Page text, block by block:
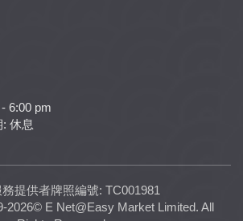
6:00 pm
休息
提供者牌照編號: TC001981
2026© E Net@Easy Market Limited. All